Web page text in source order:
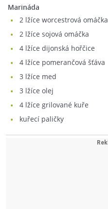
Marináda
2 lžíce worcestrová omáčka
2 lžíce sojová omáčka
4 lžíce dijonská hořčice
4 lžíce pomerančová šťáva
3 lžíce med
3 lžíce olej
4 lžíce grilované kuře
kuřecí paličky